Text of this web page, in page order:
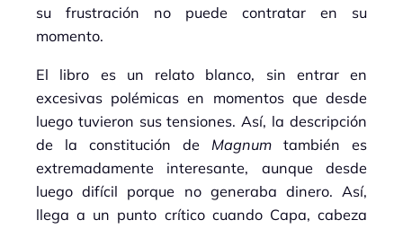
su frustración no puede contratar en su
momento.
El libro es un relato blanco, sin entrar en
excesivas polémicas en momentos que desde
luego tuvieron sus tensiones. Así, la descripción
de la constitución de Magnum también es
extremadamente interesante, aunque desde
luego difícil porque no generaba dinero. Así,
llega a un punto crítico cuando Capa, cabeza